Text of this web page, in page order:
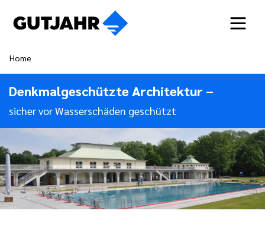
Home
Denkmalgeschützte Architektur –
sicher vor Wasserschäden geschützt